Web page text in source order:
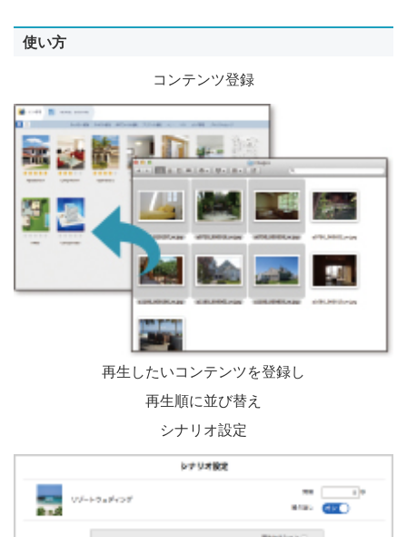
使い方
コンテンツ登録
再生したいコンテンツを登録し
再生順に並び替え
シナリオ設定